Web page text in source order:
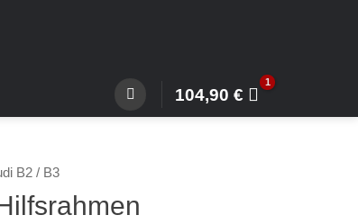
104,90 €
B2 / B3